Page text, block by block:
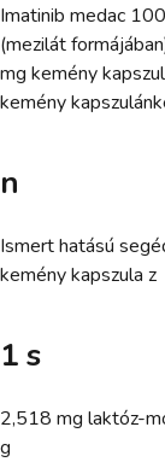
Imatinib medac
(mezilát
mg kemény
kemény
n
Ismert hatású
kemény kapszula z
1 s
2,518 mg laktóz-
g